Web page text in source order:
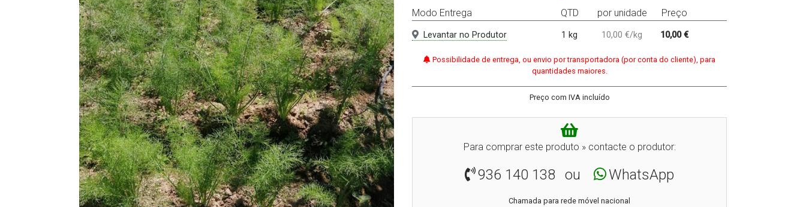
Modo Entrega
QTD por unidade Preço
Levantar no Produtor 1 kg 10,00 €/kg 10,00 €
Possibilidade de entrega, ou envio por transportadora (por conta do cliente), para
quantidades maiores.
Preço com IVA incluído
Para comprar este produto » contacte o produtor:
936 140 138 ou WhatsApp
Chamada para rede móvel nacional